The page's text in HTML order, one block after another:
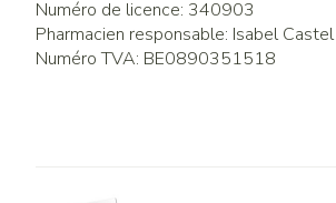
Numéro de licence: 340903
Pharmacien responsable: Isabel Castel
Numéro TVA: BE0890351518